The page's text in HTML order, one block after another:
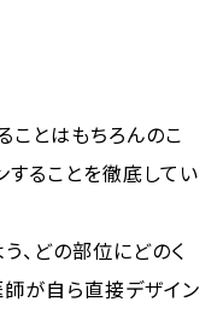
ことはもちろんのこ
することを徹底してい
、どの部位にどのく
が自ら直接デザイン